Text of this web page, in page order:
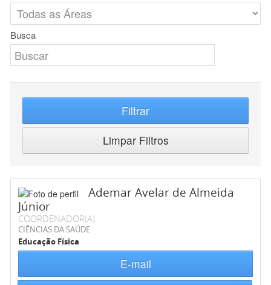
Busca
Filtrar
Limpar Filtros
Ademar Avelar de Almeida
Júnior
COORDENADOR(A)
CIÊNCIAS DA SAÚDE
Educação Física
E-mail